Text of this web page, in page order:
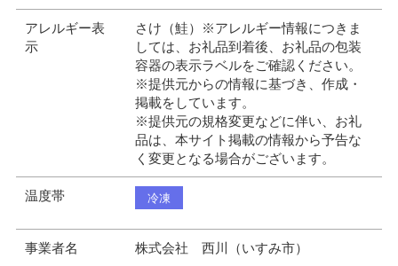
アレルギー表
示
さけ（鮭）※アレルギー情報につきま
しては、お礼品到着後、お礼品の包装
容器の表示ラベルをご確認ください。
※提供元からの情報に基づき、作成・
掲載をしています。
※提供元の規格変更などに伴い、お礼
品は、本サイト掲載の情報から予告な
く変更となる場合がございます。
温度帯 冷凍
事業者名 株式会社 西川（いすみ市）